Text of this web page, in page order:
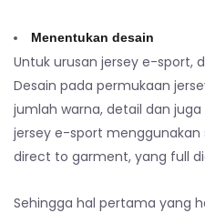
Menentukan desain
Untuk urusan jersey e-sport,
Desain pada permukaan
jumlah warna, detail dan
jersey e-sport
direct to garment, yang full
Sehingga hal pertama yang